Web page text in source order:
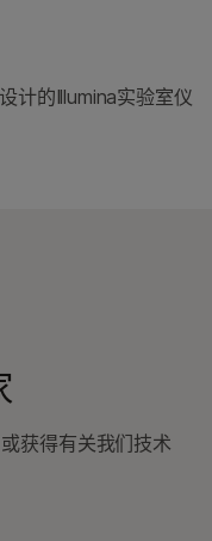
计的Illumina实验室仪
获得有关我们技术